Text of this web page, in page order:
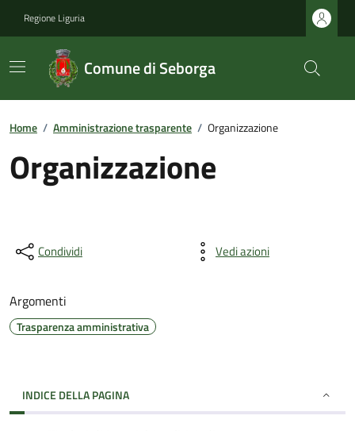
Regione Liguria
Comune di Seborga
Home / Amministrazione trasparente / Organizzazione
Organizzazione
Condividi Vedi azioni
Argomenti
Trasparenza amministrativa
INDICE DELLA PAGINA